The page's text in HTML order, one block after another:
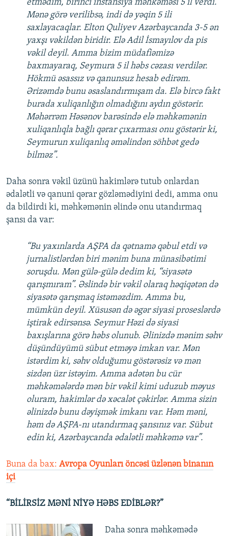
etmədim, birinci instansiya məhkəməsi 5 il verdi.
Mənə görə verilibsə, indi də yəqin 5 ili
saxlayacaqlar. Elton Quliyev Azərbaycanda 3-5 ən
yaxşı vəkildən biridir. Elə Adil İsmayılov da pis
vəkil deyil. Amma bizim müdafiəmizə
baxmayaraq, Seymura 5 il həbs cəzası verdilər.
Hökmü əsassız və qanunsuz hesab edirəm.
Ərizəmdə bunu əsaslandırmışam da. Elə bircə fakt
burada xuliqanlığın olmadığını aydın göstərir.
Məhərrəm Həsənov barəsində elə məhkəmənin
xuliqanlıqla bağlı qərar çıxarması onu göstərir ki,
Seymurun xuliqanlıq əməlindən söhbət gedə
bilməz”.
Daha sonra vəkil üzünü hakimlərə tutub onlardan
ədalətli və qanuni qərar gözləmədiyini dedi, amma onu
da bildirdi ki, məhkəmənin əlində onu utandırmaq
şansı da var:
“Bu yaxınlarda AŞPA da qətnamə qəbul etdi və
jurnalistlərdən biri mənim buna münasibətimi
soruşdu. Mən gülə-gülə dedim ki, “siyasətə
qarışmıram”. Əslində bir vəkil olaraq həqiqətən də
siyasətə qarışmaq istəməzdim. Amma bu,
mümkün deyil. Xüsusən də əgər siyasi proseslərdə
iştirak edirsənsə. Seymur Həzi də siyasi
baxışlarına görə həbs olunub. Əlinizdə mənim səhv
düşündüyümü sübut etməyə imkan var. Mən
istərdim ki, səhv olduğumu göstərəsiz və mən
sizdən üzr istəyim. Amma adətən bu cür
məhkəmələrdə mən bir vəkil kimi uduzub məyus
oluram, hakimlər də xəcalət çəkirlər. Amma sizin
əlinizdə bunu dəyişmək imkanı var. Həm məni,
həm də AŞPA-nı utandırmaq şansınız var. Sübut
edin ki, Azərbaycanda ədalətli məhkəmə var”.
Buna da bax: Avropa Oyunları öncəsi üzlənən binanın
içi
“BİLİRSİZ MƏNİ NİYƏ HƏBS EDİBLƏR?”
Daha sonra məhkəmədə